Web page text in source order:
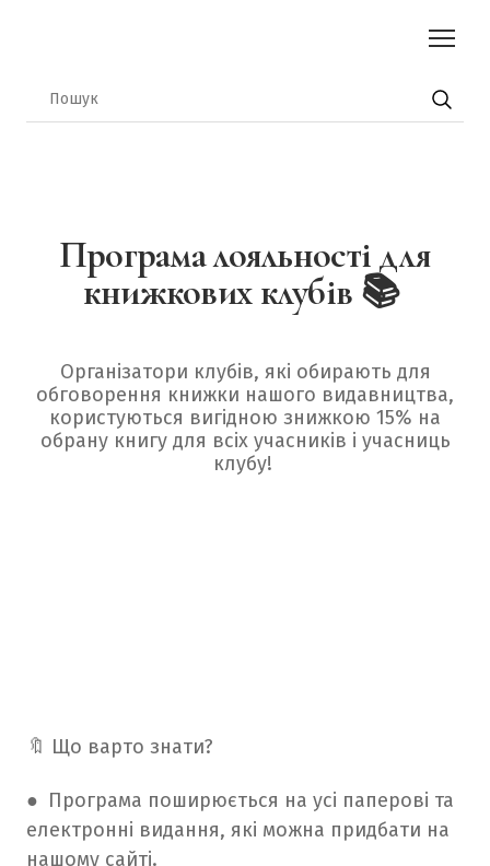
Програма лояльності для
книжкових клубів 📚
Організатори клубів, які обирають для
обговорення книжки нашого видавництва,
користуються вигідною знижкою 15% на
обрану книгу для всіх учасників і учасниць
клубу!
🔖 Що варто знати?
● Програма поширюється на усі паперові та
електронні видання, які можна придбати на
нашому сайті.